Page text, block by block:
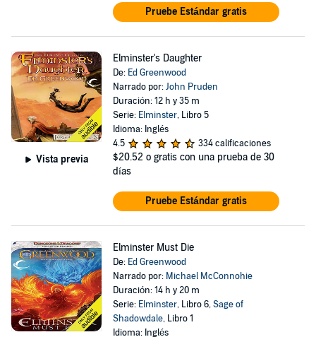
Pruebe Estándar gratis
Vista previa
Elminster's Daughter
De: Ed Greenwood
Narrado por:John Pruden
Duración: 12 h y 35 m
Serie: Elminster, Libro 5
Idioma: Inglés
4.5
334 calificaciones
$20.52 o gratis con una prueba de 30
días
Pruebe Estándar gratis
Elminster Must Die
De: Ed Greenwood
Narrado por: Michael McConnohie
Duración: 14 h y 20 m
Serie: Elminster, Libro 6,Sage of
Shadowdale, Libro 1
Idioma: Inglés